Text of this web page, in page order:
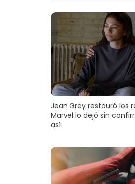
Jean Grey restauró los
Marvel lo dejó sin
así